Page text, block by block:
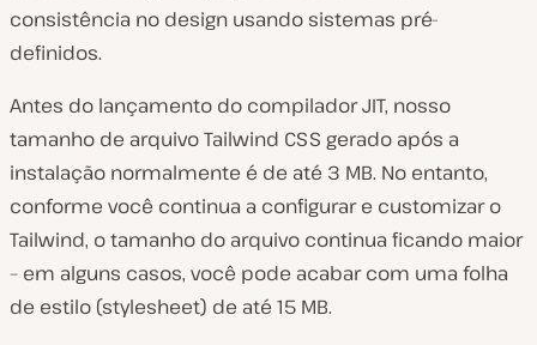
consistência no design usando sistemas pré-
definidos.
Antes do lançamento do compilador JIT, nosso
tamanho de arquivo Tailwind CSS gerado após a
instalação normalmente é de até 3 MB. No entanto,
conforme você continua a configurar e customizar o
Tailwind, o tamanho do arquivo continua ficando maior
– em alguns casos, você pode acabar com uma folha
de estilo (stylesheet) de até 15 MB.